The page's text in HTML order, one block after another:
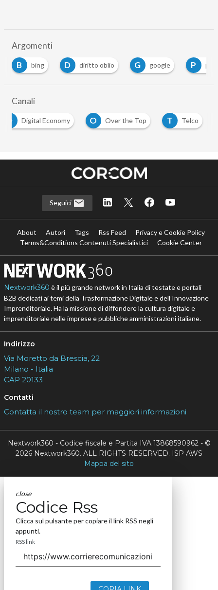
Argomenti
bing diritto oblio google privacy
Canali
D
Digital Economy O Over the Top T Telco
Seguici
About Autori Tags Rss Feed
Privacy e Cookie Policy
Terms&Conditions Contenuti Specialistici
Cookie Center
Nextwork360 è il più grande network in Italia di testate e portali
B2B dedicati ai temi della Trasformazione Digitale e dell’Innovazione
Imprenditoriale. Ha la missione di diffondere la cultura digitale e
imprenditoriale nelle imprese e pubbliche amministrazioni italiane.
Indirizzo
Via Moretto da Brescia, 22
Milano - Italia
CAP 20133
Contatti
Contatta il nostro team per maggiori informazioni
Nextwork360 - Codice fiscale e Partita IVA 13868590962 - ©
2026 Nextwork360. ALL RIGHTS RESERVED. ISP AWS
Mappa del sito
close
Codice Rss
Clicca sul pulsante per copiare il link RSS negli
appunti.
RSS link